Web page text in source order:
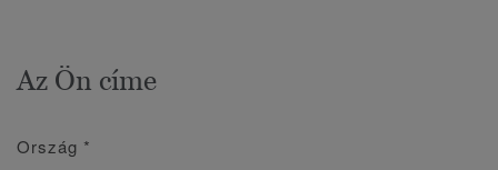
Az Ön címe
Ország *